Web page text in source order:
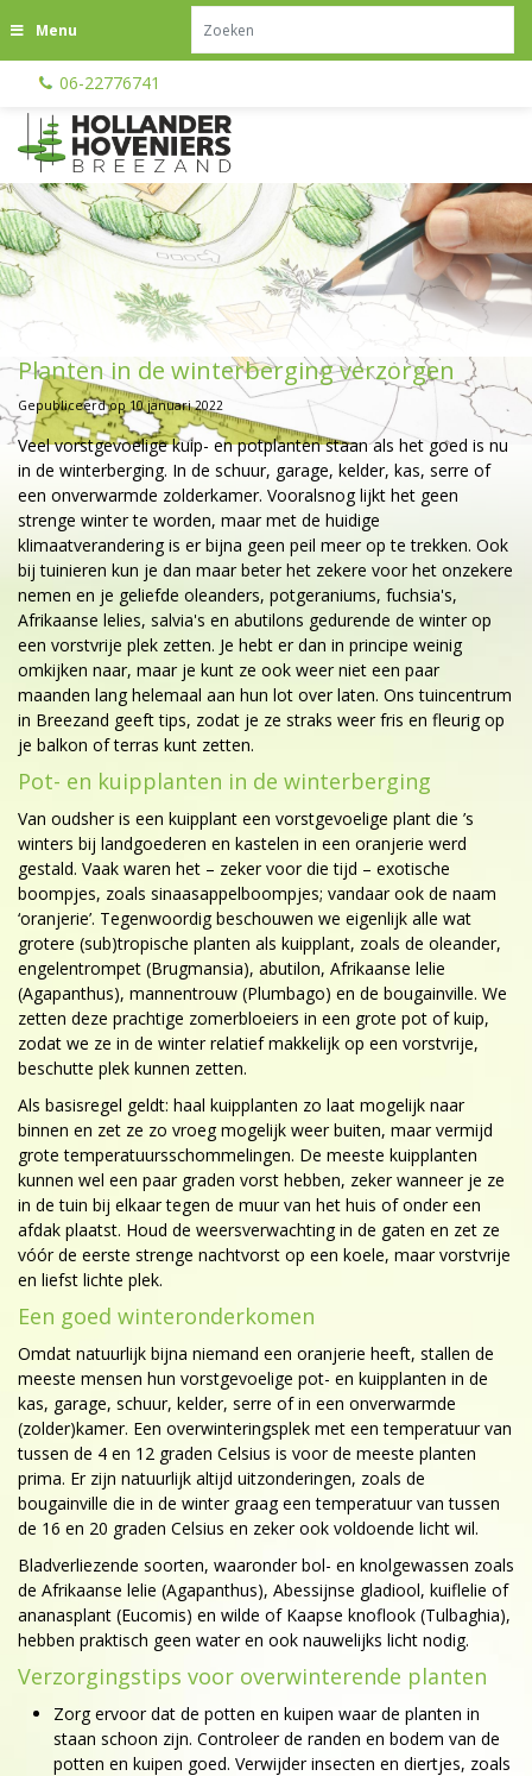
n
o
n
t
e
n
Menu
06-22776741
Planten in de winterberging verzorgen
Gepubliceerd op 10 januari 2022
Veel vorstgevoelige kuip- en potplanten staan als het goed is nu
in de winterberging. In de schuur, garage, kelder, kas, serre of
een onverwarmde zolderkamer. Vooralsnog lijkt het geen
strenge winter te worden, maar met de huidige
klimaatverandering is er bijna geen peil meer op te trekken. Ook
bij tuinieren kun je dan maar beter het zekere voor het onzekere
nemen en je geliefde oleanders, potgeraniums, fuchsia's,
Afrikaanse lelies, salvia's en abutilons gedurende de winter op
een vorstvrije plek zetten. Je hebt er dan in principe weinig
omkijken naar, maar je kunt ze ook weer niet een paar
maanden lang helemaal aan hun lot over laten. Ons tuincentrum
in Breezand geeft tips, zodat je ze straks weer fris en fleurig op
je balkon of terras kunt zetten.
Pot- en kuipplanten in de winterberging
Van oudsher is een kuipplant een vorstgevoelige plant die ’s
winters bij landgoederen en kastelen in een oranjerie werd
gestald. Vaak waren het – zeker voor die tijd – exotische
boompjes, zoals sinaasappelboompjes; vandaar ook de naam
‘oranjerie’. Tegenwoordig beschouwen we eigenlijk alle wat
grotere (sub)tropische planten als kuipplant, zoals de oleander,
engelentrompet (Brugmansia), abutilon, Afrikaanse lelie
(Agapanthus), mannentrouw (Plumbago) en de bougainville. We
zetten deze prachtige zomerbloeiers in een grote pot of kuip,
zodat we ze in de winter relatief makkelijk op een vorstvrije,
beschutte plek kunnen zetten.
Als basisregel geldt: haal kuipplanten zo laat mogelijk naar
binnen en zet ze zo vroeg mogelijk weer buiten, maar vermijd
grote temperatuursschommelingen. De meeste kuipplanten
kunnen wel een paar graden vorst hebben, zeker wanneer je ze
in de tuin bij elkaar tegen de muur van het huis of onder een
afdak plaatst. Houd de weersverwachting in de gaten en zet ze
vóór de eerste strenge nachtvorst op een koele, maar vorstvrije
en liefst lichte plek.
Een goed winteronderkomen
Omdat natuurlijk bijna niemand een oranjerie heeft, stallen de
meeste mensen hun vorstgevoelige pot- en kuipplanten in de
kas, garage, schuur, kelder, serre of in een onverwarmde
(zolder)kamer. Een overwinteringsplek met een temperatuur van
tussen de 4 en 12 graden Celsius is voor de meeste planten
prima. Er zijn natuurlijk altijd uitzonderingen, zoals de
bougainville die in de winter graag een temperatuur van tussen
de 16 en 20 graden Celsius en zeker ook voldoende licht wil.
Bladverliezende soorten, waaronder bol- en knolgewassen zoals
de Afrikaanse lelie (Agapanthus), Abessijnse gladiool, kuiflelie of
ananasplant (Eucomis) en wilde of Kaapse knoflook (Tulbaghia),
hebben praktisch geen water en ook nauwelijks licht nodig.
Verzorgingstips voor overwinterende planten
Zorg ervoor dat de potten en kuipen waar de planten in
staan schoon zijn. Controleer de randen en bodem van de
potten en kuipen goed. Verwijder insecten en diertjes, zoals